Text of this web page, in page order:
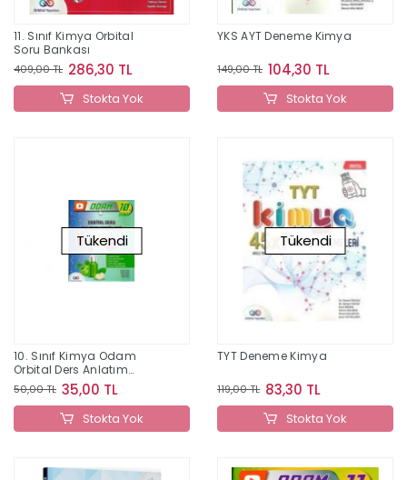
11. Sınıf Kimya Orbital
Soru Bankası
409,00 TL 286,30 TL
Stokta Yok
YKS AYT Deneme Kimya
149,00 TL 104,30 TL
Stokta Yok
Tükendi
10. Sınıf Kimya Odam
Orbital Ders Anlatım
Modülleri
50,00 TL 35,00 TL
Stokta Yok
Tükendi
TYT Deneme Kimya
119,00 TL 83,30 TL
Stokta Yok